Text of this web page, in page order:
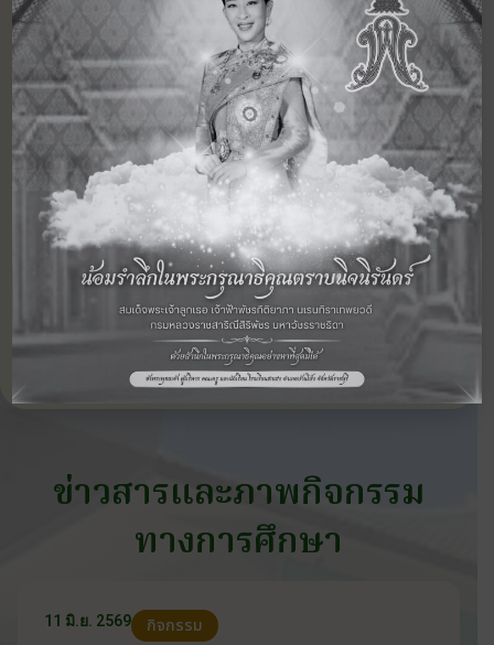
‹ กิจกรรมก่อน ดูภาพกิจกรรมอื่นๆ ในปี
2558
ข่าวสารและภาพกิจกรรม
ทางการศึกษา
11 มิ.ย. 2569 กิจกรรม